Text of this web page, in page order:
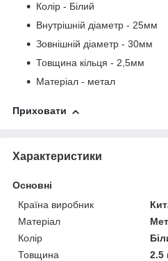
Колір - Білий
Внутрішній діаметр - 25мм
Зовнішній діаметр - 30мм
Товщина кільця - 2,5мм
Матеріал - метал
Приховати
Характеристики
Основні
Країна виробник
Матеріал
Колір
Товщина
2.5